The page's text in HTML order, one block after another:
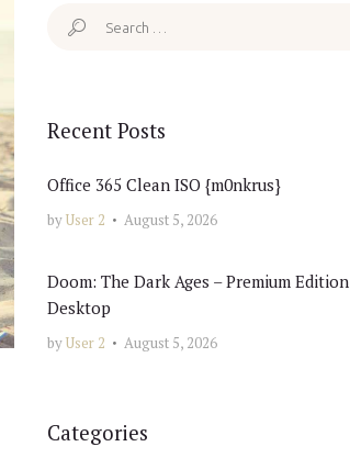
Search
Recent Posts
Office 365 Clean ISO {m0nkrus}
byUser 2 August 5, 2026
Doom: The Dark Ages – Premium Edition
Desktop
byUser 2 August 5, 2026
Categories